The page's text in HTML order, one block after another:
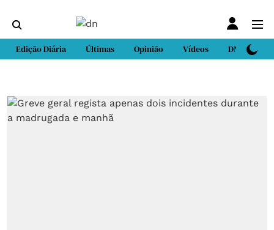
Edição Diária Últimas Opinião Vídeos DN Sport